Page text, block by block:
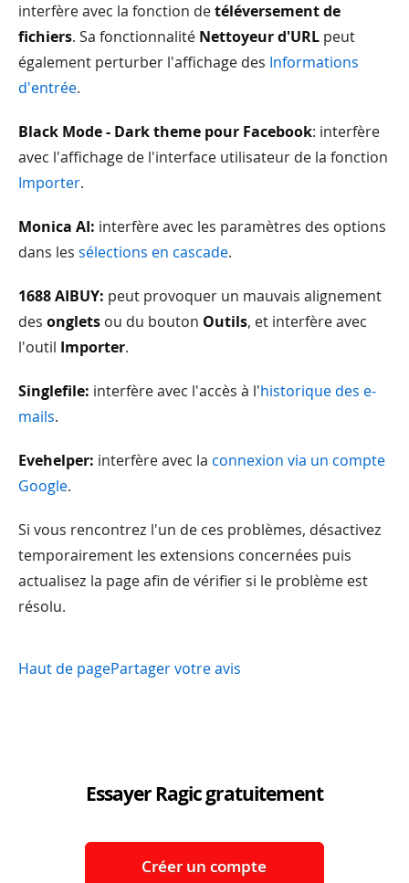
interfère avec la fonction detéléversement de
fichiers. Sa fonctionnalité Nettoyeur d'URL peut
également perturber l'affichage des Informations
d'entrée.
Black Mode - Dark theme pour Facebook: interfère
avec l'affichage de l'interface utilisateur de la fonction
Importer.
Monica AI: interfère avec les paramètres des options
dans les sélections en cascade.
1688 AIBUY: peut provoquer un mauvais alignement
des onglets ou du bouton Outils, et interfère avec
l'outil Importer.
Singlefile: interfère avec l'accès à l'historique des e-
mails.
Evehelper: interfère avec la connexion via un compte
Google.
Si vous rencontrez l'un de ces problèmes, désactivez
temporairement les extensions concernées puis
actualisez la page afin de vérifier si le problème est
résolu.
Haut de pagePartager votre avis
Essayer Ragic gratuitement
Créer un compte